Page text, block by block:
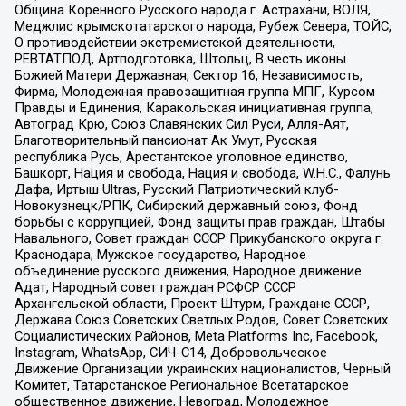
Община Коренного Русского народа г. Астрахани, ВОЛЯ,
Меджлис крымскотатарского народа, Рубеж Севера, ТОЙС,
О противодействии экстремистской деятельности,
РЕВТАТПОД, Артподготовка, Штольц, В честь иконы
Божией Матери Державная, Сектор 16, Независимость,
Фирма, Молодежная правозащитная группа МПГ, Курсом
Правды и Единения, Каракольская инициативная группа,
Автоград Крю, Союз Славянских Сил Руси, Алля-Аят,
Благотворительный пансионат Ак Умут, Русская
республика Русь, Арестантское уголовное единство,
Башкорт, Нация и свобода, Нация и свобода, W.H.С., Фалунь
Дафа, Иртыш Ultras, Русский Патриотический клуб-
Новокузнецк/РПК, Сибирский державный союз, Фонд
борьбы с коррупцией, Фонд защиты прав граждан, Штабы
Навального, Совет граждан СССР Прикубанского округа г.
Краснодара, Мужское государство, Народное
объединение русского движения, Народное движение
Адат, Народный совет граждан РСФСР СССР
Архангельской области, Проект Штурм, Граждане СССР,
Держава Союз Советских Светлых Родов, Совет Советских
Социалистических Районов, Meta Platforms Inc, Facebook,
Instagram, WhatsApp, СИЧ-С14, Добровольческое
Движение Организации украинских националистов, Черный
Комитет, Татарстанское Региональное Всетатарское
общественное движение, Невоград, Молодежное